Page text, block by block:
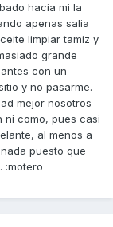
hacia mi la
apenas salia
limpiar tamiz y
grande
con un
y no pasarme.
mejor nosotros
ni como, pues casi
al menos a
puesto que
:motero